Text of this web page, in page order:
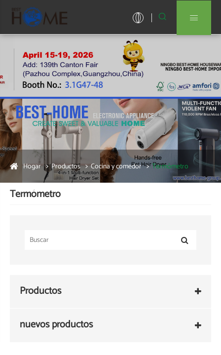
 
Hogar Productos Cocina y comedor Termómetro
Termómetro
Productos
nuevos productos